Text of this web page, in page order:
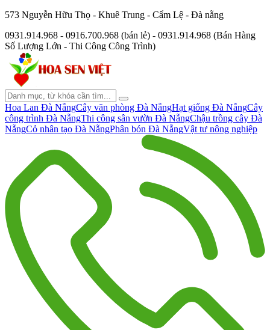
573 Nguyễn Hữu Thọ - Khuê Trung - Cẩm Lệ - Đà nẵng
0931.914.968 - 0916.700.968 (bán lẻ) - 0931.914.968 (Bán Hàng
Số Lượng Lớn - Thi Công Công Trình)
Hoa Lan Đà NẵngCây văn phòng Đà NẵngHạt giống Đà NẵngCây
công trình Đà NẵngThi công sân vườn Đà NẵngChậu trồng cây Đà
NẵngCỏ nhân tạo Đà NẵngPhân bón Đà NẵngVật tư nông nghiệp